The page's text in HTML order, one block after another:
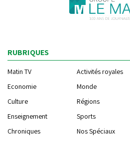
RUBRIQUES
Matin TV Activités royales
Economie
Monde
Culture
Régions
Enseignement
Sports
Chroniques
Nos Spéciaux